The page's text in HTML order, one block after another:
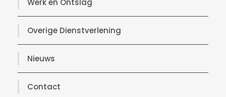
Werk en Ontslag
Overige Dienstverlening
Nieuws
Contact